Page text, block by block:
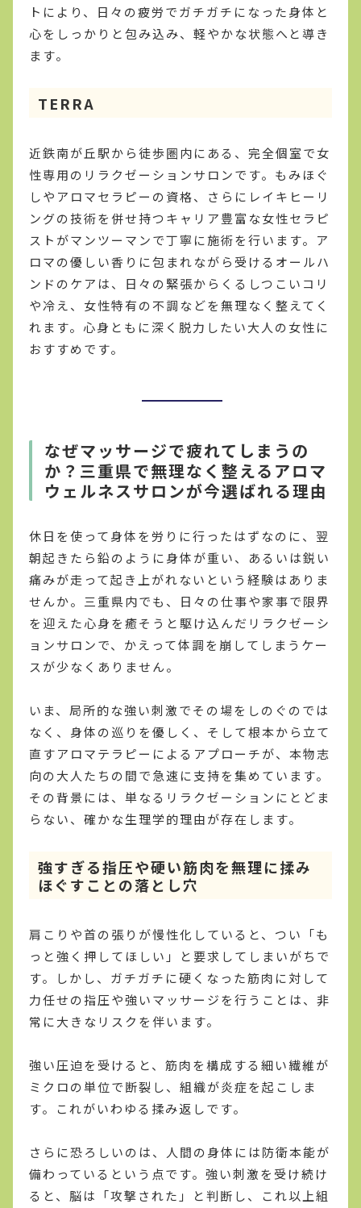
トにより、日々の疲労でガチガチになった身体と
心をしっかりと包み込み、軽やかな状態へと導き
ます。
TERRA
近鉄南が丘駅から徒歩圏内にある、完全個室で女
性専用のリラクゼーションサロンです。もみほぐ
しやアロマセラピーの資格、さらにレイキヒーリ
ングの技術を併せ持つキャリア豊富な女性セラピ
ストがマンツーマンで丁寧に施術を行います。ア
ロマの優しい香りに包まれながら受けるオールハ
ンドのケアは、日々の緊張からくるしつこいコリ
や冷え、女性特有の不調などを無理なく整えてく
れます。心身ともに深く脱力したい大人の女性に
おすすめです。
なぜマッサージで疲れてしまうの
か？三重県で無理なく整えるアロマ
ウェルネスサロンが今選ばれる理由
休日を使って身体を労りに行ったはずなのに、翌
朝起きたら鉛のように身体が重い、あるいは鋭い
痛みが走って起き上がれないという経験はありま
せんか。三重県内でも、日々の仕事や家事で限界
を迎えた心身を癒そうと駆け込んだリラクゼーシ
ョンサロンで、かえって体調を崩してしまうケー
スが少なくありません。
いま、局所的な強い刺激でその場をしのぐのでは
なく、身体の巡りを優しく、そして根本から立て
直すアロマテラピーによるアプローチが、本物志
向の大人たちの間で急速に支持を集めています。
その背景には、単なるリラクゼーションにとどま
らない、確かな生理学的理由が存在します。
強すぎる指圧や硬い筋肉を無理に揉み
ほぐすことの落とし穴
肩こりや首の張りが慢性化していると、つい「も
っと強く押してほしい」と要求してしまいがちで
す。しかし、ガチガチに硬くなった筋肉に対して
力任せの指圧や強いマッサージを行うことは、非
常に大きなリスクを伴います。
強い圧迫を受けると、筋肉を構成する細い繊維が
ミクロの単位で断裂し、組織が炎症を起こしま
す。これがいわゆる揉み返しです。
さらに恐ろしいのは、人間の身体には防衛本能が
備わっているという点です。強い刺激を受け続け
ると、脳は「攻撃された」と判断し、これ以上組